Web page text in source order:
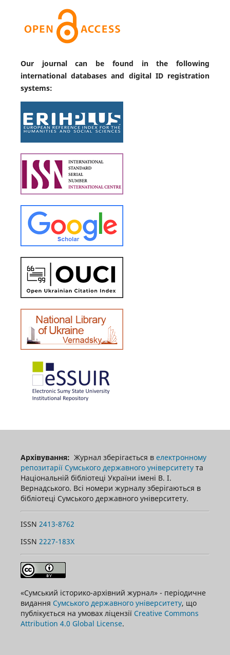
Our journal can be found in the following
international databases and digital ID registration
systems:
Архівування: Журнал зберігається в електронному
репозитарії Сумського державного університетута
Національній бібліотеці України імені В. І.
Вернадського. Всі номери журналу зберігаються в
бібліотеці Сумського державного університету.
ISSN 2413-8762
ISSN 2227-183X
«Сумський історико-архівний журнал» - періодичне
видання Сумського державного університету, що
публікується на умовах ліцензії Creative Commons
Attribution 4.0 Global License.